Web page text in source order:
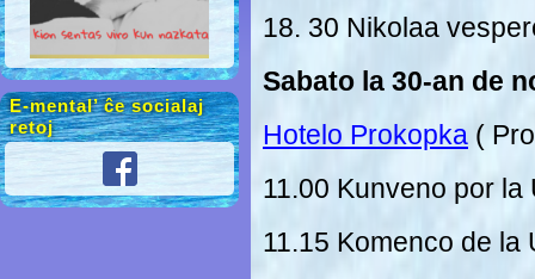
E-mental’ ĉe socialaj
retoj
18. 30 Nikolaa
Sabato la 30-an de
Hotelo Prokopka (
11.00 Kunveno por la
11.15 Komenco de la